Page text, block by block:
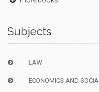
Subjects
LAW
ECONOMICS AND